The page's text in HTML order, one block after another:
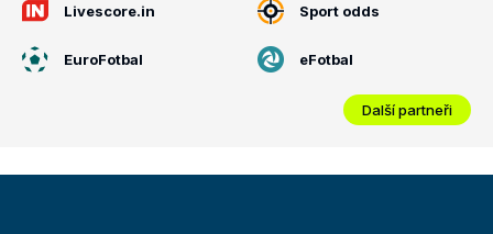
Livescore.in Sport odds
EuroFotbal eFotbal
Další partneři